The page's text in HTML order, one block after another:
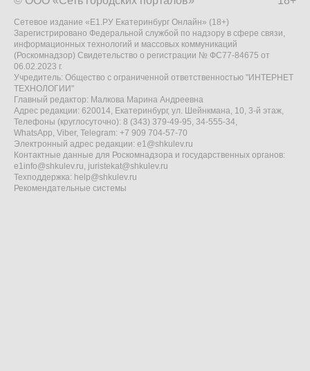
Сетевое издание «Е1.РУ Екатеринбург Онлайн» (18+)
Зарегистрировано Федеральной службой по надзору в сфере связи,
информационных технологий и массовых коммуникаций
(Роскомнадзор) Свидетельство о регистрации № ФС77-84675 от
06.02.2023 г.
Учредитель: Общество с ограниченной ответственностью "ИНТЕРНЕТ
ТЕХНОЛОГИИ"
Главный редактор: Малкова Марина Андреевна
Адрес редакции: 620014, Екатеринбург, ул. Шейнкмана, 10, 3-й этаж,
Телефоны (круглосуточно): 8 (343) 379-49-95, 34-555-34,
WhatsApp, Viber, Telegram: +7 909 704-57-70
Электронный адрес редакции: e1@shkulev.ru
Контактные данные для Роскомнадзора и государственных органов:
e1info@shkulev.ru, juristekat@shkulev.ru
Техподдержка: help@shkulev.ru
Рекомендательные системы